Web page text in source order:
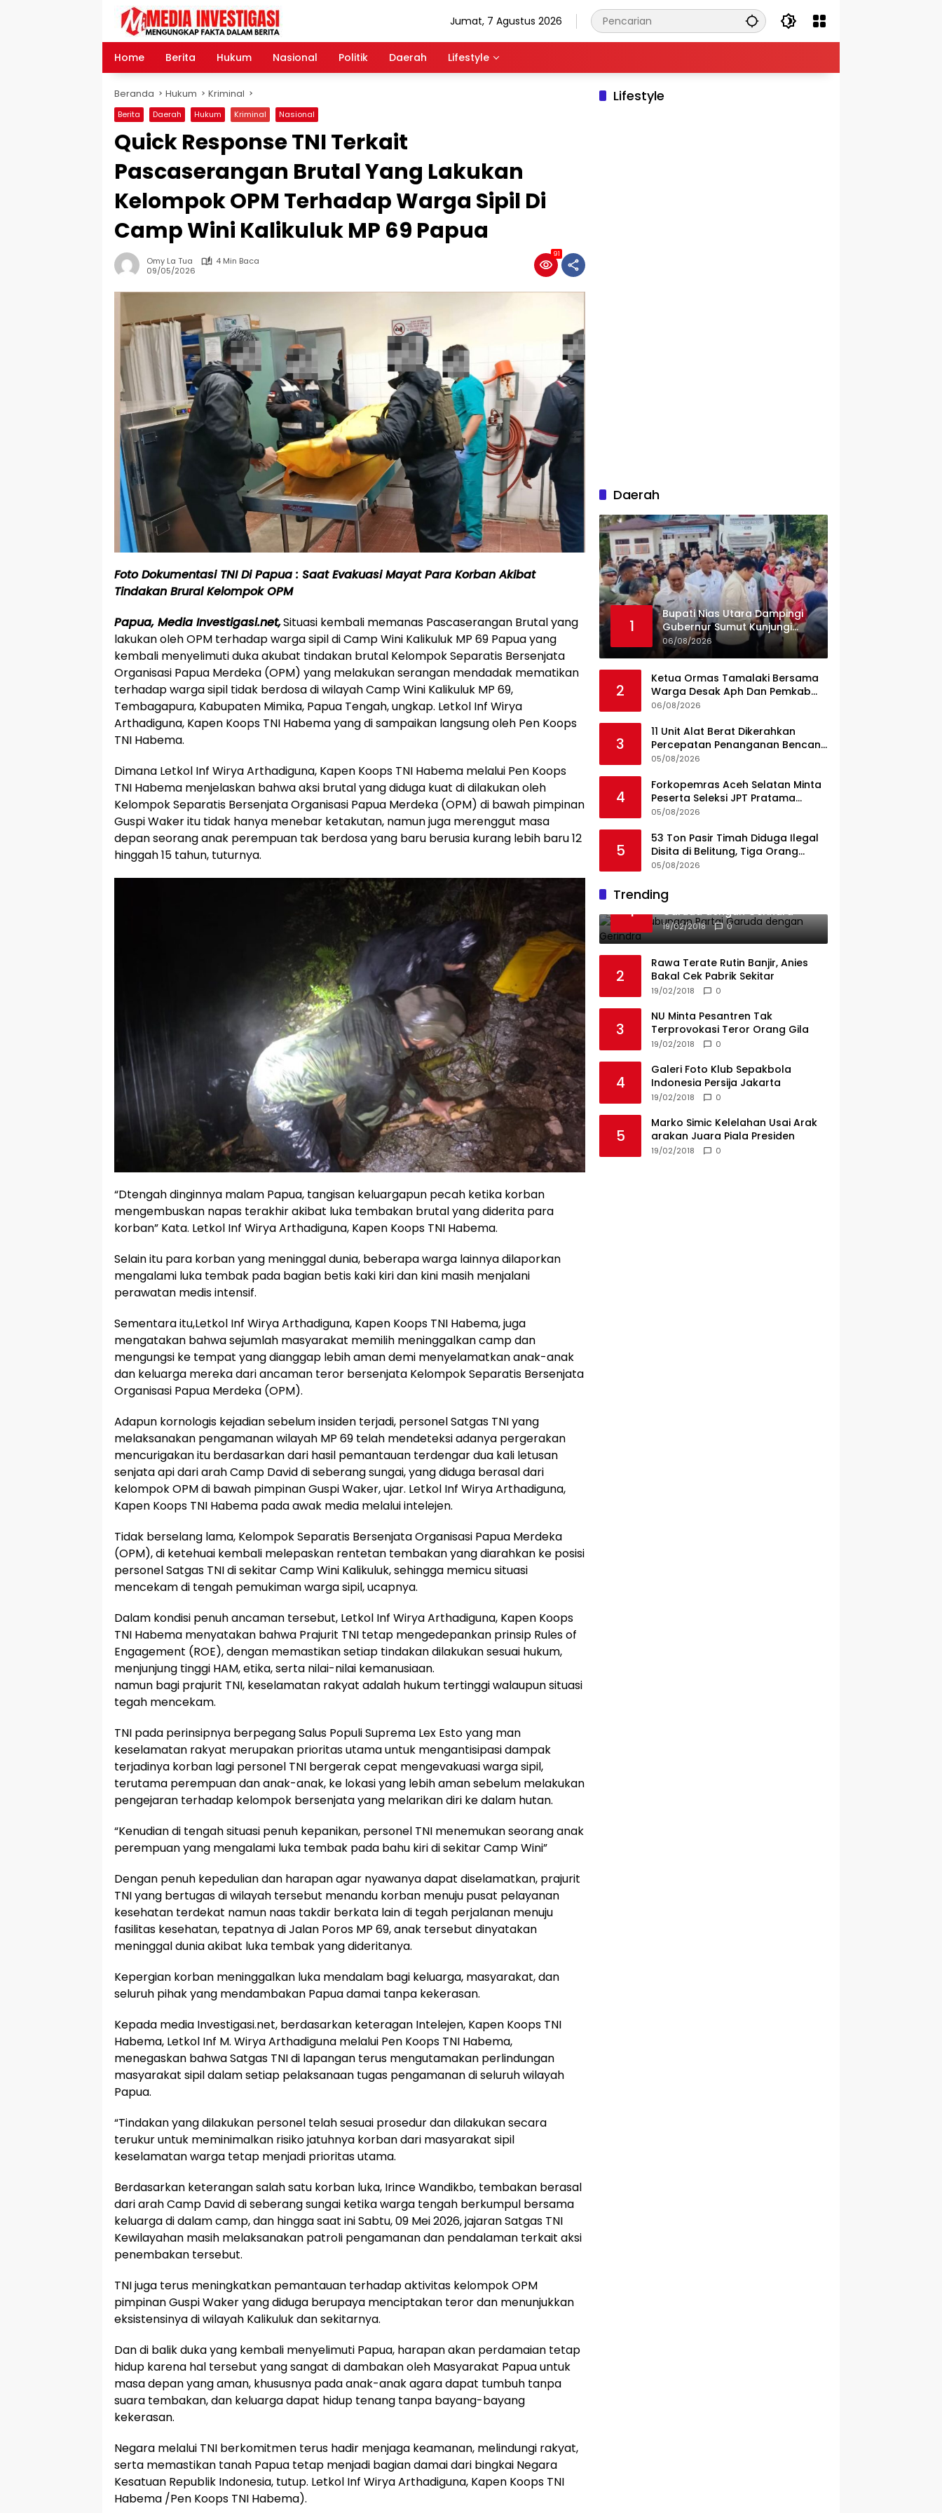
Jumat, 7 Agustus 2026
Home Berita Hukum Nasional Politik Daerah Lifestyle
Beranda Hukum Kriminal
Berita Daerah Hukum Kriminal Nasional
Quick Response TNI Terkait
Pascaserangan Brutal Yang Lakukan
Kelompok OPM Terhadap Warga Sipil Di
Camp Wini Kalikuluk MP 69 Papua
Omy La Tua
4 Min Baca
09/05/2026
91
Foto Dokumentasi TNI Di Papua : Saat Evakuasi Mayat Para Korban Akibat
Tindakan Brural Kelompok OPM
Papua, Media Investigasi.net,Situasi kembali memanas Pascaserangan Brutal yang
lakukan oleh OPM terhadap warga sipil di Camp Wini Kalikuluk MP 69 Papua yang
kembali menyelimuti duka akubat tindakan brutal Kelompok Separatis Bersenjata
Organisasi Papua Merdeka (OPM) yang melakukan serangan mendadak mematikan
terhadap warga sipil tidak berdosa di wilayah Camp Wini Kalikuluk MP 69,
Tembagapura, Kabupaten Mimika, Papua Tengah, ungkap. Letkol Inf Wirya
Arthadiguna, Kapen Koops TNI Habema yang di sampaikan langsung oleh Pen Koops
TNI Habema.
Dimana Letkol Inf Wirya Arthadiguna, Kapen Koops TNI Habema melalui Pen Koops
TNI Habema menjelaskan bahwa aksi brutal yang diduga kuat di dilakukan oleh
Kelompok Separatis Bersenjata Organisasi Papua Merdeka (OPM) di bawah pimpinan
Guspi Waker itu tidak hanya menebar ketakutan, namun juga merenggut masa
depan seorang anak perempuan tak berdosa yang baru berusia kurang lebih baru 12
hinggah 15 tahun, tuturnya.
“Dtengah dinginnya malam Papua, tangisan keluargapun pecah ketika korban
mengembuskan napas terakhir akibat luka tembakan brutal yang diderita para
korban” Kata. Letkol Inf Wirya Arthadiguna, Kapen Koops TNI Habema.
Selain itu para korban yang meninggal dunia, beberapa warga lainnya dilaporkan
mengalami luka tembak pada bagian betis kaki kiri dan kini masih menjalani
perawatan medis intensif.
Sementara itu,Letkol Inf Wirya Arthadiguna, Kapen Koops TNI Habema, juga
mengatakan bahwa sejumlah masyarakat memilih meninggalkan camp dan
mengungsi ke tempat yang dianggap lebih aman demi menyelamatkan anak-anak
dan keluarga mereka dari ancaman teror bersenjata Kelompok Separatis Bersenjata
Organisasi Papua Merdeka (OPM).
Adapun kornologis kejadian sebelum insiden terjadi, personel Satgas TNI yang
melaksanakan pengamanan wilayah MP 69 telah mendeteksi adanya pergerakan
mencurigakan itu berdasarkan dari hasil pemantauan terdengar dua kali letusan
senjata api dari arah Camp David di seberang sungai, yang diduga berasal dari
kelompok OPM di bawah pimpinan Guspi Waker, ujar. Letkol Inf Wirya Arthadiguna,
Kapen Koops TNI Habema pada awak media melalui intelejen.
Tidak berselang lama, Kelompok Separatis Bersenjata Organisasi Papua Merdeka
(OPM), di ketehuai kembali melepaskan rentetan tembakan yang diarahkan ke posisi
personel Satgas TNI di sekitar Camp Wini Kalikuluk, sehingga memicu situasi
mencekam di tengah pemukiman warga sipil, ucapnya.
Dalam kondisi penuh ancaman tersebut, Letkol Inf Wirya Arthadiguna, Kapen Koops
TNI Habema menyatakan bahwa Prajurit TNI tetap mengedepankan prinsip Rules of
Engagement (ROE), dengan memastikan setiap tindakan dilakukan sesuai hukum,
menjunjung tinggi HAM, etika, serta nilai-nilai kemanusiaan.
namun bagi prajurit TNI, keselamatan rakyat adalah hukum tertinggi walaupun situasi
tegah mencekam.
TNI pada perinsipnya berpegang Salus Populi Suprema Lex Esto yang man
keselamatan rakyat merupakan prioritas utama untuk mengantisipasi dampak
terjadinya korban lagi personel TNI bergerak cepat mengevakuasi warga sipil,
terutama perempuan dan anak-anak, ke lokasi yang lebih aman sebelum melakukan
pengejaran terhadap kelompok bersenjata yang melarikan diri ke dalam hutan.
“Kenudian di tengah situasi penuh kepanikan, personel TNI menemukan seorang anak
perempuan yang mengalami luka tembak pada bahu kiri di sekitar Camp Wini”
Dengan penuh kepedulian dan harapan agar nyawanya dapat diselamatkan, prajurit
TNI yang bertugas di wilayah tersebut menandu korban menuju pusat pelayanan
kesehatan terdekat namun naas takdir berkata lain di tegah perjalanan menuju
fasilitas kesehatan, tepatnya di Jalan Poros MP 69, anak tersebut dinyatakan
meninggal dunia akibat luka tembak yang dideritanya.
Kepergian korban meninggalkan luka mendalam bagi keluarga, masyarakat, dan
seluruh pihak yang mendambakan Papua damai tanpa kekerasan.
Kepada media Investigasi.net, berdasarkan keteragan Intelejen, Kapen Koops TNI
Habema, Letkol Inf M. Wirya Arthadiguna melalui Pen Koops TNI Habema,
menegaskan bahwa Satgas TNI di lapangan terus mengutamakan perlindungan
masyarakat sipil dalam setiap pelaksanaan tugas pengamanan di seluruh wilayah
Papua.
“Tindakan yang dilakukan personel telah sesuai prosedur dan dilakukan secara
terukur untuk meminimalkan risiko jatuhnya korban dari masyarakat sipil
keselamatan warga tetap menjadi prioritas utama.
Berdasarkan keterangan salah satu korban luka, Irince Wandikbo, tembakan berasal
dari arah Camp David di seberang sungai ketika warga tengah berkumpul bersama
keluarga di dalam camp, dan hingga saat ini Sabtu, 09 Mei 2026, jajaran Satgas TNI
Kewilayahan masih melaksanakan patroli pengamanan dan pendalaman terkait aksi
penembakan tersebut.
TNI juga terus meningkatkan pemantauan terhadap aktivitas kelompok OPM
pimpinan Guspi Waker yang diduga berupaya menciptakan teror dan menunjukkan
eksistensinya di wilayah Kalikuluk dan sekitarnya.
Dan di balik duka yang kembali menyelimuti Papua, harapan akan perdamaian tetap
hidup karena hal tersebut yang sangat di dambakan oleh Masyarakat Papua untuk
masa depan yang aman, khususnya pada anak-anak agara dapat tumbuh tanpa
suara tembakan, dan keluarga dapat hidup tenang tanpa bayang-bayang
kekerasan.
Negara melalui TNI berkomitmen terus hadir menjaga keamanan, melindungi rakyat,
serta memastikan tanah Papua tetap menjadi bagian damai dari bingkai Negara
Kesatuan Republik Indonesia, tutup. Letkol Inf Wirya Arthadiguna, Kapen Koops TNI
Habema /Pen Koops TNI Habema).
Lifestyle
Daerah
1
Bupati Nias Utara Dampingi
Gubernur Sumut Kunjungi
UPTD Puskesmas Lahewa
06/08/2026
2
Ketua Ormas Tamalaki Bersama
Warga Desak Aph Dan Pemkab
Konsel Tangkap Pelaku Angkut
PT KAP Melintas Jalan Umum
06/08/2026
3
11 Unit Alat Berat Dikerahkan
Percepatan Penanganan Bencana
di Kelurahan Sipange Kecamatan
05/08/2026
4
Forkopemras Aceh Selatan Minta
Peserta Seleksi JPT Pratama
Andalkan Kompetensi dan
05/08/2026
5
53 Ton Pasir Timah Diduga Ilegal
Disita di Belitung, Tiga Orang
Diamankan, Dua Masih Diburu
05/08/2026
Trending
1
Ini Dia Hubungan Partai
Garuda dengan Gerindra
19/02/2018 0
2
Rawa Terate Rutin Banjir, Anies
Bakal Cek Pabrik Sekitar
19/02/2018 0
3
NU Minta Pesantren Tak
Terprovokasi Teror Orang Gila
19/02/2018 0
4
Galeri Foto Klub Sepakbola
Indonesia Persija Jakarta
19/02/2018 0
5
Marko Simic Kelelahan Usai Arak
arakan Juara Piala Presiden
19/02/2018 0